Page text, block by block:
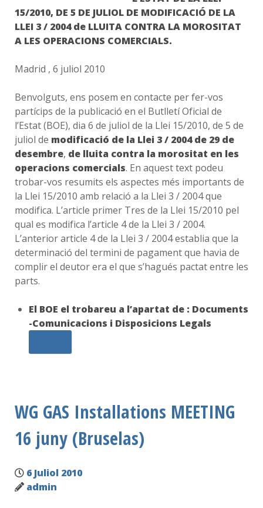
15/2010, DE 5 DE JULIOL DE MODIFICACIÓ DE LA
LLEI 3 / 2004 de LLUITA CONTRA LA MOROSITAT
A LES OPERACIONS COMERCIALS.
Madrid , 6 juliol 2010
Benvolguts, ens posem en contacte per fer-vos
partícips de la publicació en el Butlletí Oficial de
l’Estat (BOE), dia 6 de juliol de la Llei 15/2010, de 5 de
juliol de modificació de la Llei 3 / 2004 de 29 de
desembre, de lluita contra la morositat en les
operacions comercials. En aquest text podeu
trobar-vos resumits els aspectes més importants de
la Llei 15/2010 amb relació a la Llei 3 / 2004 que
modifica. L’article primer Tres de la Llei 15/2010 pel
qual es modifica l’article 4 de la Llei 3 / 2004.
L’anterior article 4 de la Llei 3 / 2004 establia que la
determinació del termini de pagament que havia de
complir el deutor era el que s’hagués pactat entre les
parts.
El BOE el trobareu a l’apartat de : Documents
-Comunicacions i Disposicions Legals
WG GAS Installations MEETING
16 juny (Bruselas)
6 Juliol 2010
admin